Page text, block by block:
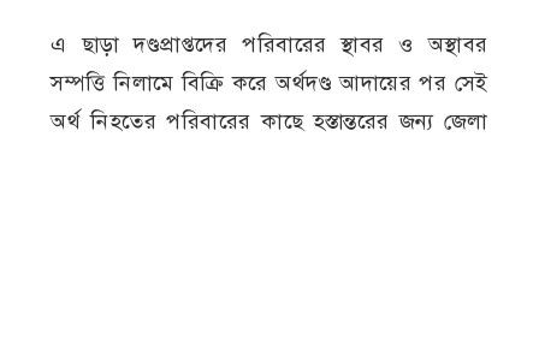
এ ছাড়া দণ্ডপ্রাপ্তদের পরিবারের স্থাবর ও অস্থাবর
সম্পত্তি নিলামে বিক্রি করে অর্থদণ্ড আদায়ের পর সেই
অর্থ নিহতের পরিবারের কাছে হস্তান্তরের জন্য জেলা